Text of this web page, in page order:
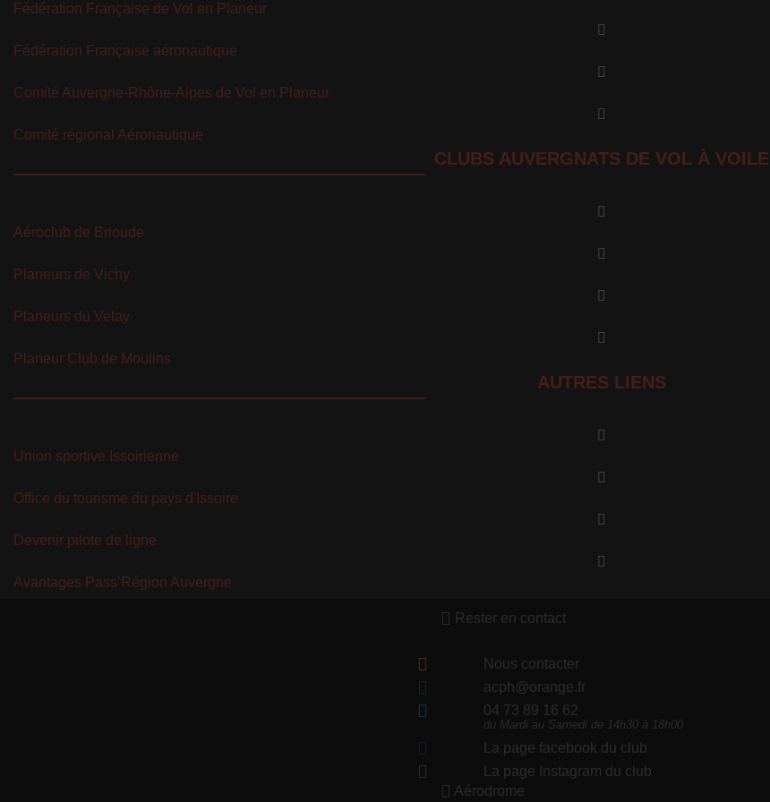
Fédération Française de Vol en Planeur
Fédération Française aéronautique
Comité Auvergne-Rhône-Alpes de Vol en Planeur
Comité régional Aéronautique
CLUBS AUVERGNATS DE VOL À VOILE
Aéroclub de Brioude
Planeurs de Vichy
Planeurs du Velay
Planeur Club de Moulins
AUTRES LIENS
Union sportive Issoirienne
Office du tourisme du pays d'Issoire
Devenir pilote de ligne
Avantages Pass’Région Auvergne
Rester en contact
Nous contacter
acph@orange.fr
04 73 89 16 62
du Mardi au Samedi de 14h30 à 18h00
La page facebook du club
La page Instagram du club
Aérodrome